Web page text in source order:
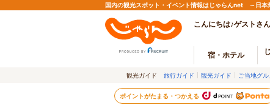
国内の観光スポット・イベント情報はじゃらんnet ～日本
こんにちは♪ゲストさん
宿・ホテル
観光ガイド 旅行ガイド 観光ガイド ご当地グ
ポイントがたまる・つかえる